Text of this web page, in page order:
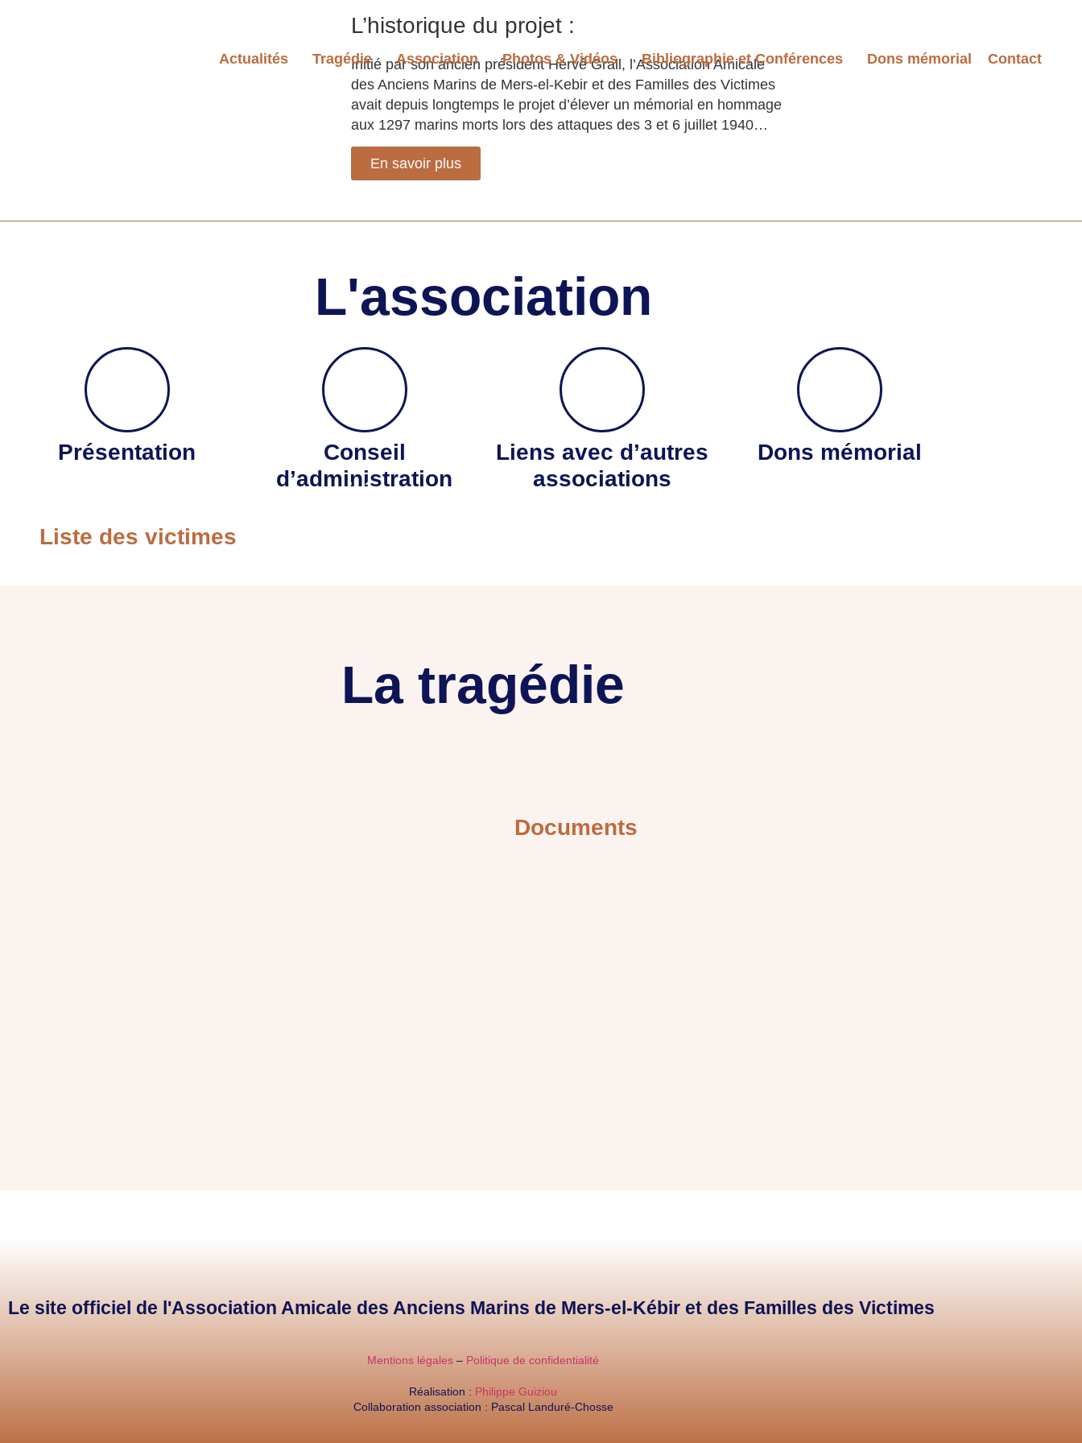
Actualités Tragédie Association Photos & Vidéos Bibliographie et Conférences Dons mémorial Contact
L’historique du projet :
Initié par son ancien président Hervé Grall, l’Association Amicale
des Anciens Marins de Mers-el-Kebir et des Familles des Victimes
avait depuis longtemps le projet d’élever un mémorial en hommage
aux 1297 marins morts lors des attaques des 3 et 6 juillet 1940…
En savoir plus
L'association
Présentation
Conseil
d’administration
Liens avec d’autres
associations
Dons mémorial
La tragédie
Le drame d’une flotte convoitée
Liste des victimes
Documents
Le site officiel de l'Association Amicale des Anciens Marins de Mers-el-Kébir et des Familles des Victimes
Mentions légales – Politique de confidentialité
Réalisation : Philippe Guiziou
Collaboration association : Pascal Landuré-Chosse